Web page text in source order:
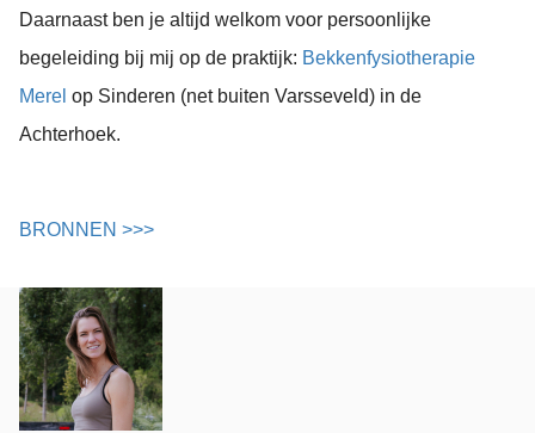
Daarnaast ben je altijd welkom voor persoonlijke
begeleiding bij mij op de praktijk: Bekkenfysiotherapie
Merel op Sinderen (net buiten Varsseveld) in de
Achterhoek.
BRONNEN >>>